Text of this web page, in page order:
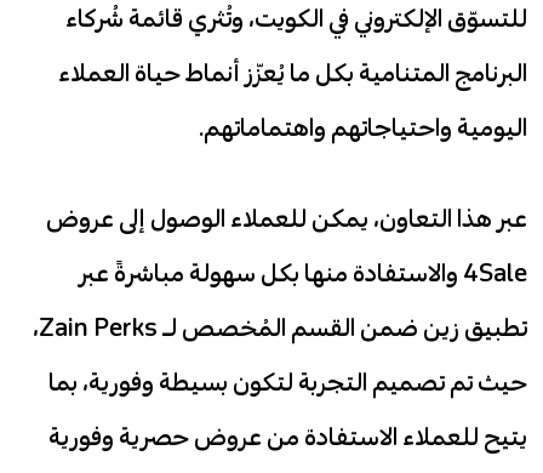
للتسوّق الإلكتروني في الكويت، وتُثري قائمة شُركاء
البرنامج المتنامية بكل ما يُعزّز أنماط حياة العملاء
اليومية واحتياجاتهم واهتماماتهم.
عبر هذا التعاون، يمكن للعملاء الوصول إلى عروض
4Sale والاستفادة منها بكل سهولة مباشرةً عبر
تطبيق زين ضمن القسم المُخصص لـ Zain Perks،
حيث تم تصميم التجربة لتكون بسيطة وفورية، بما
يتيح للعملاء الاستفادة من عروض حصرية وفورية